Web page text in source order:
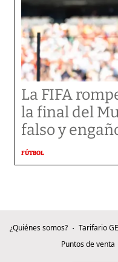
La FIFA
la final del
falso y
FÚTBOL
¿Quiénes somos? Tarifario
Puntos de venta